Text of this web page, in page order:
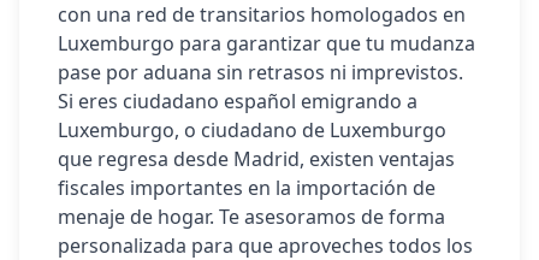
con una red de transitarios homologados en
Luxemburgo para garantizar que tu mudanza
pase por aduana sin retrasos ni imprevistos.
Si eres ciudadano español emigrando a
Luxemburgo, o ciudadano de Luxemburgo
que regresa desde Madrid, existen ventajas
fiscales importantes en la importación de
menaje de hogar. Te asesoramos de forma
personalizada para que aproveches todos los